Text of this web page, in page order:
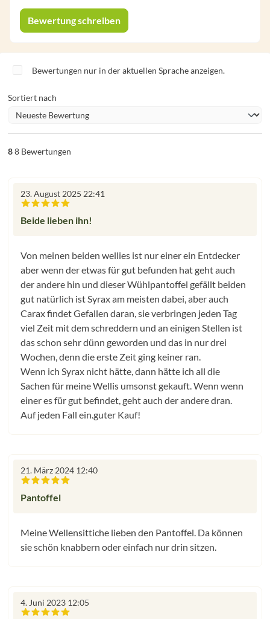
Bewertung schreiben
Bewertungen nur in der aktuellen Sprache anzeigen.
Sortiert nach
88 Bewertungen
23. August 2025 22:41
Beide lieben ihn!
Von meinen beiden wellies ist nur einer ein Entdecker
aber wenn der etwas für gut befunden hat geht auch
der andere hin und dieser Wühlpantoffel gefällt beiden
gut natürlich ist Syrax am meisten dabei, aber auch
Carax findet Gefallen daran, sie verbringen jeden Tag
viel Zeit mit dem schreddern und an einigen Stellen ist
das schon sehr dünn geworden und das in nur drei
Wochen, denn die erste Zeit ging keiner ran.
Wenn ich Syrax nicht hätte, dann hätte ich all die
Sachen für meine Wellis umsonst gekauft. Wenn wenn
einer es für gut befindet, geht auch der andere dran.
Auf jeden Fall ein.guter Kauf!
21. März 2024 12:40
Pantoffel
Meine Wellensittiche lieben den Pantoffel. Da können
sie schön knabbern oder einfach nur drin sitzen.
4. Juni 2023 12:05